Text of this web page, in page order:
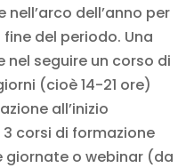
dell’anno per
del periodo. Una
seguire un corso di
(cioè 14-21 ore)
all’inizio
corsi di formazione
giornate o webinar (da